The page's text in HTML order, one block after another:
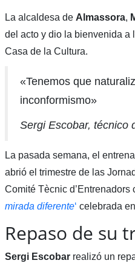
La alcaldesa de Almassora,
del acto y dio la bienvenida a
Casa de la Cultura.
«Tenemos que
inconformismo»
Sergi Escobar, técnico
La pasada semana, el
abrió el trimestre de las
Comité Tècnic d’Entrenadors
mirada diferente‘ celebrada en
Repaso de su
Sergi Escobar realizó un